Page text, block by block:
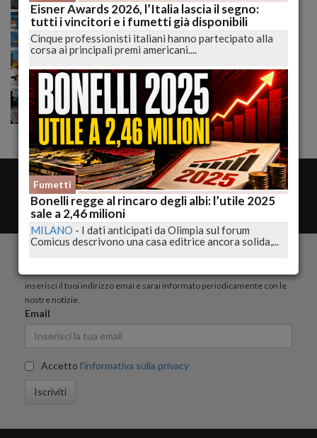
Meteo ribaltato nel weekend: nubifragi e grandine,
ecco dove colpirà l’Italia domenica
Incendi senza tregua nell’Aquilano: il fuoco
Trump alza la pressione sull’Iran: basi Usa nel mirino,
diplomazia ormai congelata
amministrazione
Contatta la redazione
Rss
inserisci il tuoi indirizzo emai e sarai informato periodicamente con le
nostre notizie.
Email
Accetto l'informativa sulla privacy
Iscriviti
Eisner Awards 2026, l’Italia lascia il segno:
tutti i vincitori e i fumetti già disponibili
Cinque professionisti italiani hanno partecipato alla
corsa ai principali premi americani....
Fumetti
Bonelli regge al rincaro degli albi: l’utile 2025
sale a 2,46 milioni
MILANO - I dati anticipati da Olimpia sul forum
Comicus descrivono una casa editrice ancora solida,...